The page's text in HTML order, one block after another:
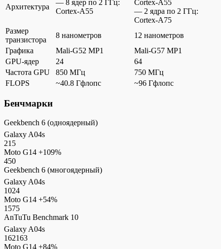
Архитектура
— 8 ядер по 2 ГГц:
Cortex-A55
Cortex-A55
— 2 ядра по 2 ГГц:
Cortex-A75
Размер
транзистора
8 нанометров
12 нанометров
Графика
Mali-G52 MP1
Mali-G57 MP1
GPU-ядер
24
64
Частота GPU
850 МГц
750 МГц
FLOPS
~40.8 Гфлопс ~96 Гфлопс
Бенчмарки
Geekbench 6 (одноядерный)
Galaxy A04s
215
Moto G14 +109%
450
Geekbench 6 (многоядерный)
Galaxy A04s
1024
Moto G14 +54%
1575
AnTuTu Benchmark 10
Galaxy A04s
162163
Moto G14 +84%